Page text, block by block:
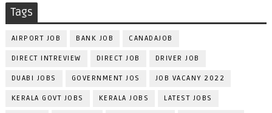
Tags
AIRPORT JOB BANK JOB CANADAJOB
DIRECT INTREVIEW DIRECT JOB DRIVER JOB
DUABI JOBS GOVERNMENT JOS JOB VACANY 2022
KERALA GOVT JOBS KERALA JOBS LATEST JOBS